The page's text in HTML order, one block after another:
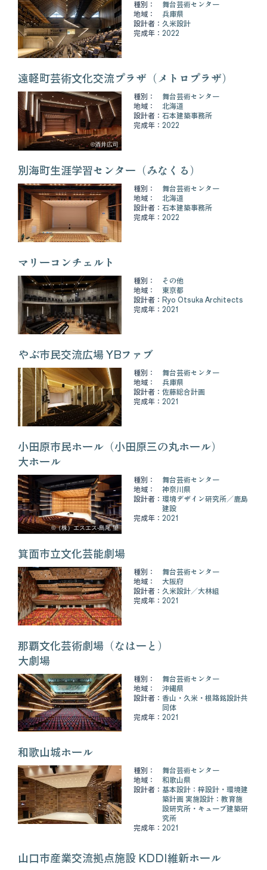
種別：
舞台芸術センター
地域：
兵庫県
設計者： 久米設計
完成年： 2022
©酒井広司
遠軽町芸術文化交流プラザ（メトロプラザ）
種別：
舞台芸術センター
地域：
北海道
設計者： 石本建築事務所
完成年： 2022
別海町生涯学習センター（みなくる）
種別：
舞台芸術センター
地域：
北海道
設計者： 石本建築事務所
完成年： 2022
マリーコンチェルト
種別：
その他
地域：
東京都
設計者： Ryo Otsuka Architects
完成年： 2021
やぶ市民交流広場 YBファブ
種別：
舞台芸術センター
地域：
兵庫県
設計者： 佐藤総合計画
完成年： 2021
©（株）エスエス-島尾 望
小田原市民ホール（小田原三の丸ホール）
大ホール
種別：
舞台芸術センター
地域：
神奈川県
設計者： 環境デザイン研究所
鹿島
建設
完成年： 2021
箕面市立文化芸能劇場
種別：
舞台芸術センター
地域：
大阪府
設計者： 久米設計
大林組
完成年： 2021
那覇文化芸術劇場（なはーと）
大劇場
種別：
舞台芸術センター
地域：
沖縄県
設計者： 香山・久米・根路銘設計共
同体
完成年： 2021
和歌山城ホール
種別：
舞台芸術センター
地域：
和歌山県
設計者： 基本設計：梓設計・環境建
築計画 実施設計：教育施
設研究所・キューブ建築研
究所
完成年： 2021
山口市産業交流拠点施設 KDDI維新ホール